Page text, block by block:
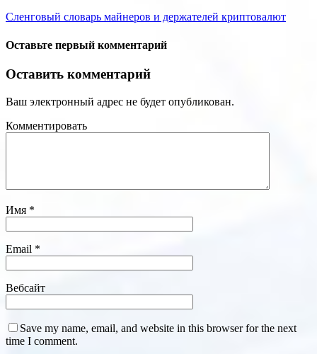
Сленговый словарь майнеров и держателей криптовалют
Оставьте первый комментарий
Оставить комментарий
Ваш электронный адрес не будет опубликован.
Комментировать
Имя *
Email *
Вебсайт
Save my name, email, and website in this browser for the next
time I comment.